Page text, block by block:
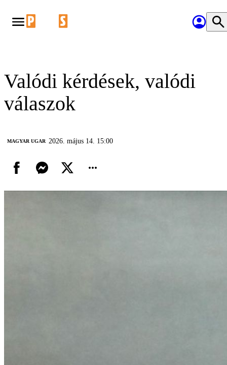
Valódi kérdések, valódi
válaszok
MAGYAR UGAR 2026. május 14. 15:00